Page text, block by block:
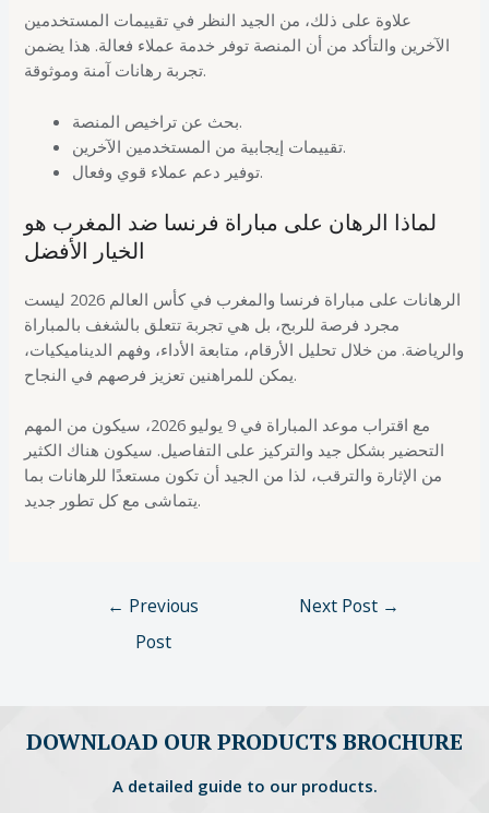
علاوة على ذلك، من الجيد النظر في تقييمات المستخدمين
الآخرين والتأكد من أن المنصة توفر خدمة عملاء فعالة. هذا يضمن
تجربة رهانات آمنة وموثوقة.
بحث عن تراخيص المنصة.
تقييمات إيجابية من المستخدمين الآخرين.
توفير دعم عملاء قوي وفعال.
لماذا الرهان على مباراة فرنسا ضد المغرب هو
الخيار الأفضل
الرهانات على مباراة فرنسا والمغرب في كأس العالم 2026 ليست
مجرد فرصة للربح، بل هي تجربة تتعلق بالشغف بالمباراة
والرياضة. من خلال تحليل الأرقام، متابعة الأداء، وفهم الديناميكيات،
يمكن للمراهنين تعزيز فرصهم في النجاح.
مع اقتراب موعد المباراة في 9 يوليو 2026، سيكون من المهم
التحضير بشكل جيد والتركيز على التفاصيل. سيكون هناك الكثير
من الإثارة والترقب، لذا من الجيد أن تكون مستعدًا للرهانات بما
يتماشى مع كل تطور جديد.
← Previous
Post
Next Post →
DOWNLOAD OUR PRODUCTS BROCHURE
A detailed guide to our products.